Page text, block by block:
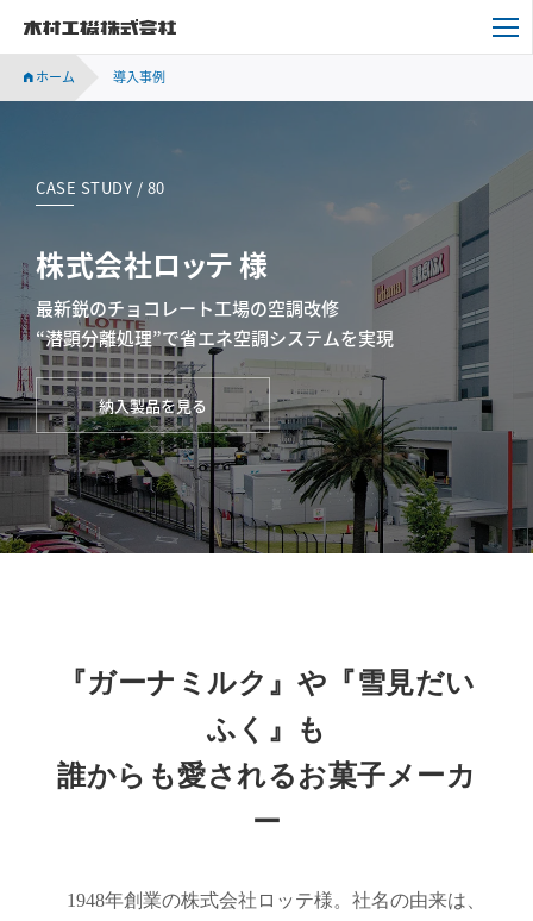
ホーム 導入事例
CASE STUDY / 80
株式会社ロッテ 様
最新鋭のチョコレート工場の空調改修
“潜顕分離処理”で省エネ空調システムを実現
納入製品を見る
『ガーナミルク』や『雪見だい
ふく』も
誰からも愛されるお菓子メーカ
ー
1948年創業の株式会社ロッテ様。社名の由来は、